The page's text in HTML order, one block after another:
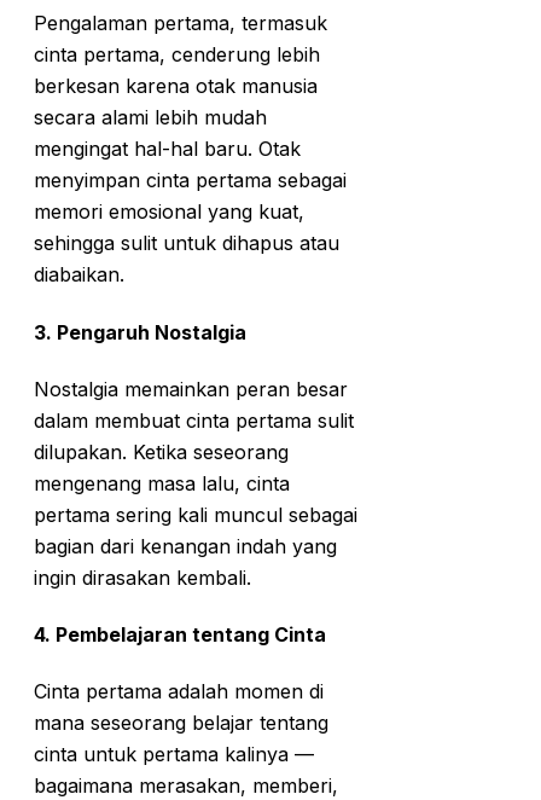
Pengalaman pertama, termasuk
cinta pertama, cenderung lebih
berkesan karena otak manusia
secara alami lebih mudah
mengingat hal-hal baru. Otak
menyimpan cinta pertama sebagai
memori emosional yang kuat,
sehingga sulit untuk dihapus atau
diabaikan.
3. Pengaruh Nostalgia
Nostalgia memainkan peran besar
dalam membuat cinta pertama sulit
dilupakan. Ketika seseorang
mengenang masa lalu, cinta
pertama sering kali muncul sebagai
bagian dari kenangan indah yang
ingin dirasakan kembali.
4. Pembelajaran tentang Cinta
Cinta pertama adalah momen di
mana seseorang belajar tentang
cinta untuk pertama kalinya —
bagaimana merasakan, memberi,